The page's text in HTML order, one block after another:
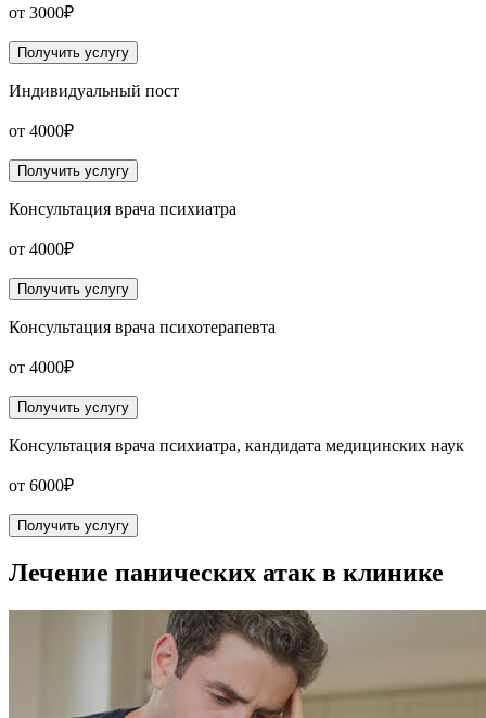
от 3000₽
Получить услугу
Индивидуальный пост
от 4000₽
Получить услугу
Консультация врача психиатра
от 4000₽
Получить услугу
Консультация врача психотерапевта
от 4000₽
Получить услугу
Консультация врача психиатра, кандидата медицинских наук
от 6000₽
Получить услугу
Лечение панических атак в клинике